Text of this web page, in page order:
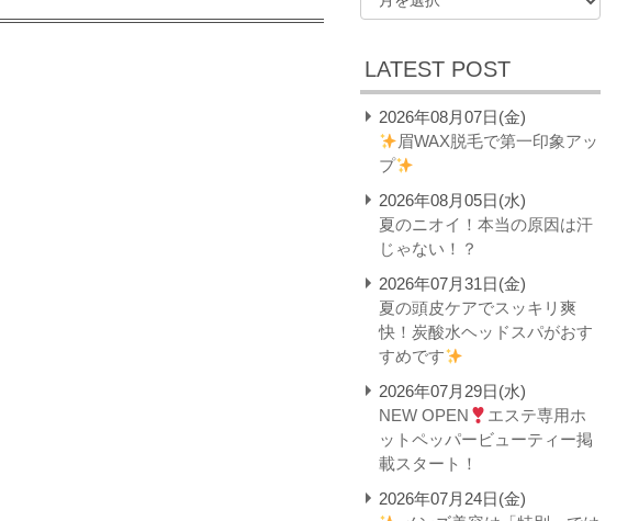
LATEST POST
2026年08月07日(金)
眉WAX脱毛で第一印象アッ
プ
2026年08月05日(水)
夏のニオイ！本当の原因は汗
じゃない！？
2026年07月31日(金)
夏の頭皮ケアでスッキリ爽
快！炭酸水ヘッドスパがおす
すめです
2026年07月29日(水)
NEW OPEN
エステ専用ホ
ットペッパービューティー掲
載スタート！
2026年07月24日(金)